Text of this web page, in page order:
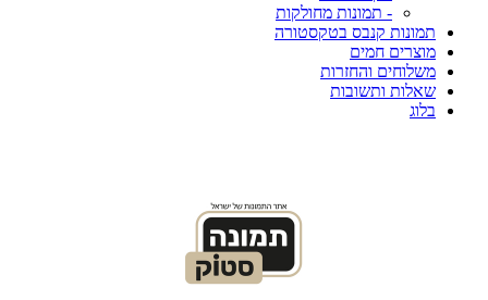
- תמונות מחולקות
תמונות קנבס בטקסטורה
מוצרים חמים
משלוחים והחזרות
שאלות ותשובות
בלוג